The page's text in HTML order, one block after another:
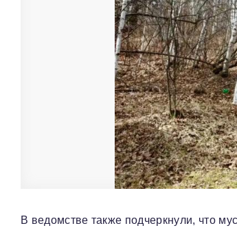
В ведомстве также подчеркнули, что